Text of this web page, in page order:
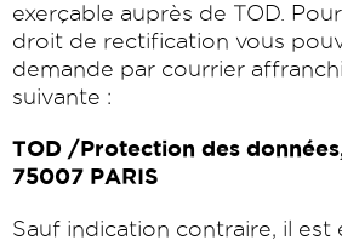
exerçable auprès de TOD.
droit de rectification vous
demande par courrier affranchi
suivante :
TOD /Protection des
75007 PARIS
Sauf indication contraire, il est